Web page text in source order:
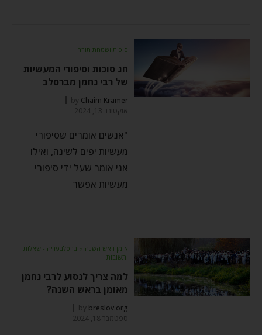
סוכות ושמחת תורה
חג סוכות וסיפורי המעשיות
של רבי נחמן מברסלב
by Chaim Kramer
אוקטובר 13, 2024
"אנשים אומרים שסיפורי
מעשיות יפים לשינה, ואילו
אני אומר שעל ידי סיפורי
מעשיות אפשר
אומן ראש השנה ⬦ ברסלבפדיה - שאלות
ותשובות
למה צריך לנסוע לרבי נחמן
מאומן בראש השנה?
by breslov.org
ספטמבר 18, 2024